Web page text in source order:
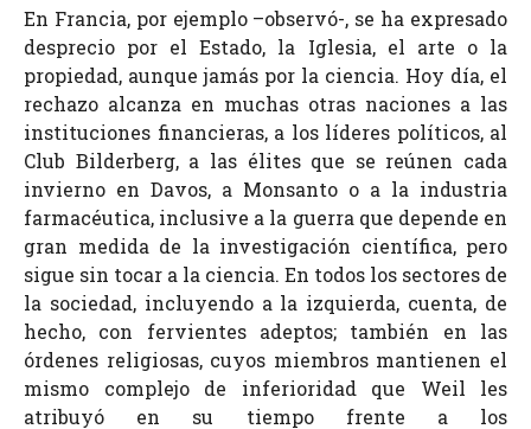
En Francia, por ejemplo –observó-, se ha expresado
desprecio por el Estado, la Iglesia, el arte o la
propiedad, aunque jamás por la ciencia. Hoy día, el
rechazo alcanza en muchas otras naciones a las
instituciones financieras, a los líderes políticos, al
Club Bilderberg, a las élites que se reúnen cada
invierno en Davos, a Monsanto o a la industria
farmacéutica, inclusive a la guerra que depende en
gran medida de la investigación científica, pero
sigue sin tocar a la ciencia. En todos los sectores de
la sociedad, incluyendo a la izquierda, cuenta, de
hecho, con fervientes adeptos; también en las
órdenes religiosas, cuyos miembros mantienen el
mismo complejo de inferioridad que Weil les
atribuyó en su tiempo frente a los